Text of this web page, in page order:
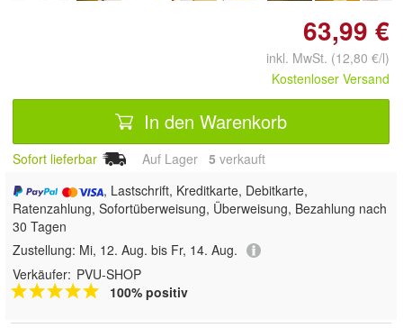
63,99 €
inkl. MwSt. (12,80 €/l)
Kostenloser Versand
In den Warenkorb
Sofort lieferbar Auf Lager 5 verkauft
, Lastschrift, Kreditkarte, Debitkarte,
Ratenzahlung, Sofortüberweisung, Überweisung, Bezahlung nach
30 Tagen
Zustellung: Mi, 12. Aug. bis Fr, 14. Aug.
Verkäufer: PVU-SHOP
100% positiv